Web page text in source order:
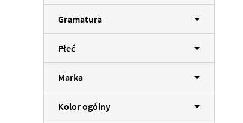
Gramatura
Płeć
Marka
Kolor ogólny